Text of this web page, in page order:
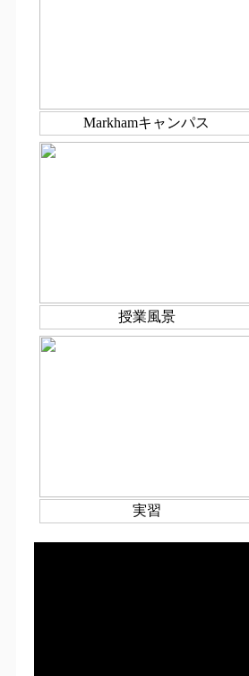
Markhamキャンパス
授業風景
実習